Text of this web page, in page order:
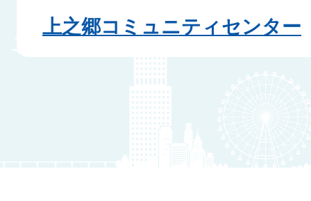
上之郷コミュニティセンター